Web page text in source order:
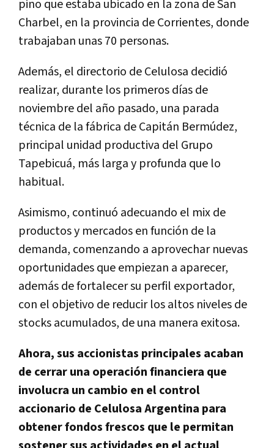
pino que estaba ubicado en la zona de San
Charbel, en la provincia de Corrientes, donde
trabajaban unas 70 personas.
Además, el directorio de Celulosa decidió
realizar, durante los primeros días de
noviembre del año pasado, una parada
técnica de la fábrica de Capitán Bermúdez,
principal unidad productiva del Grupo
Tapebicuá, más larga y profunda que lo
habitual.
Asimismo, continuó adecuando el mix de
productos y mercados en función de la
demanda, comenzando a aprovechar nuevas
oportunidades que empiezan a aparecer,
además de fortalecer su perfil exportador,
con el objetivo de reducir los altos niveles de
stocks acumulados, de una manera exitosa.
Ahora, sus accionistas principales acaban
de cerrar una operación financiera que
involucra un cambio en el control
accionario de Celulosa Argentina para
obtener fondos frescos que le permitan